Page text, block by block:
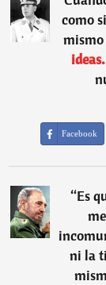
como
ideas.
Facebook
“Es
ni la